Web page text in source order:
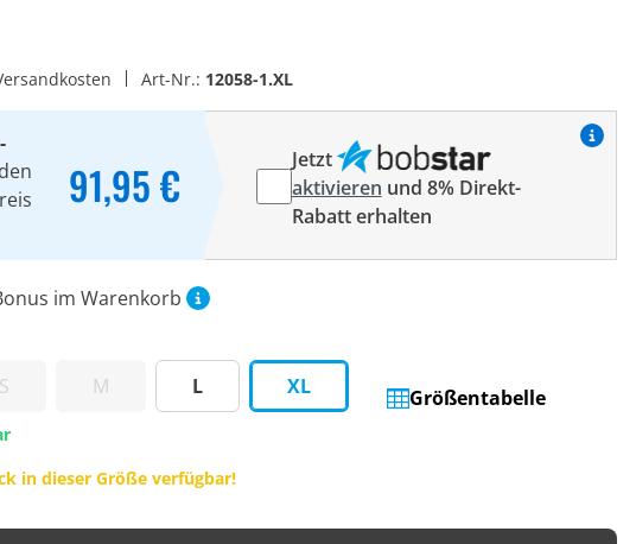
Art-Nr.: 12058-1.XL
91,95 €
Jetzt
aktivieren und 8% Direkt-
Rabatt erhalten
im Warenkorb
S M L XL Größentabelle
in dieser Größe verfügbar!